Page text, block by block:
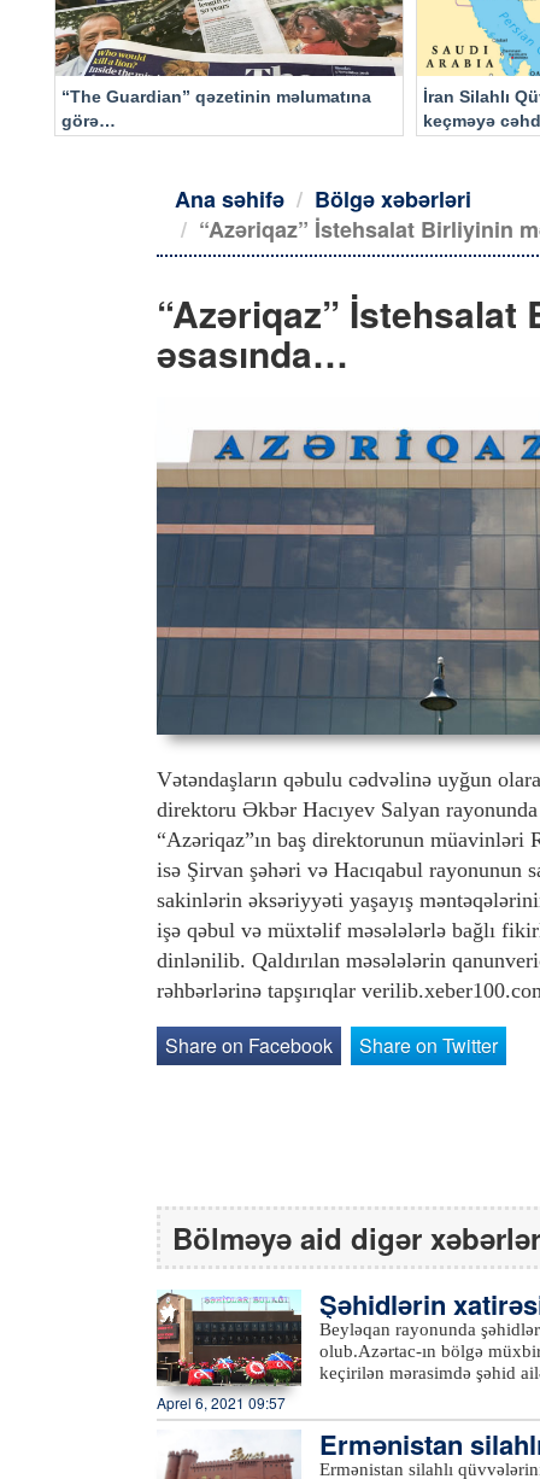
“The Guardian” qəzetinin məlumatına
görə…
İran Silahlı
keçməyə
Ana səhifə
Bölgə xəbərləri
“Azəriqaz” İstehsalat Birliyinin
“Azəriqaz” İstehsalat
əsasında…
Vətəndaşların qəbulu cədvəlinə uyğun
direktoru Əkbər Hacıyev Salyan
“Azəriqaz”ın baş direktorunun müavinləri
isə Şirvan şəhəri və Hacıqabul
sakinlərin əksəriyyəti yaşayış
işə qəbul və müxtəlif məsələlərlə bağlı
dinlənilib. Qaldırılan məsələlərin
rəhbərlərinə tapşırıqlar
Share on Facebook Share on Twitter
Bölməyə aid digər xəbərlər
Şəhidlərin
şı olub
Beyləqan rayonunda
olub.Azərtac-ın bölgə
keçirilən mərasimdə şəhid
kimi düşən Vətən
şanlı Qələbədən, şəhidlərin
danışılıb.Şəhidlərin
Aprel 6, 2021 09:57
Ermənistan
Ermənistan silahlı